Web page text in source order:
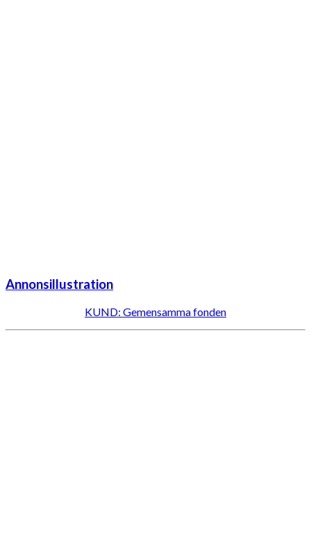
Annonsillustration
KUND: Gemensamma fonden